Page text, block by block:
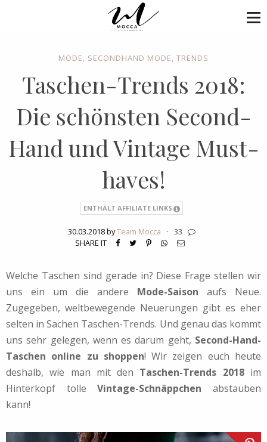
MODE, SECONDHAND MODE, TRENDS
Taschen-Trends 2018:
Die schönsten Second-
Hand und Vintage Must-
haves!
ENTHÄLT AFFILIATE LINKS
30.03.2018 byTeam Mocca ·
33
SHARE IT
Welche Taschen sind gerade in? Diese Frage stellen wir
uns ein um die andere Mode-Saison aufs Neue.
Zugegeben, weltbewegende Neuerungen gibt es eher
selten in Sachen Taschen-Trends. Und genau das kommt
uns sehr gelegen, wenn es darum geht, Second-Hand-
Taschen online zu shoppen! Wir zeigen euch heute
deshalb, wie man mit den Taschen-Trends 2018im
Hinterkopf tolle Vintage-Schnäppchen abstauben
kann!